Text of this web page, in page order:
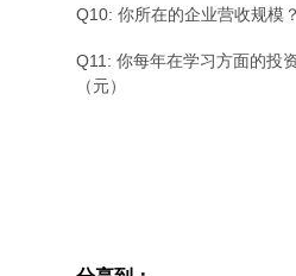
Q10: 你所在的企业营收规模
Q11: 你每年在学习方面的投
（元）